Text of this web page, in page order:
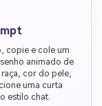
copie e cole um
animado de
cor do pele,
uma curta
estilo chat.